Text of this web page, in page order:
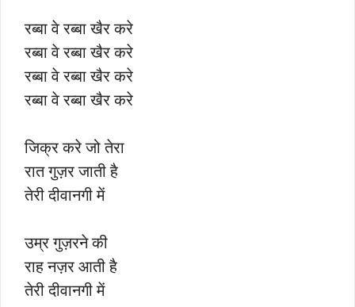
रब्बा वे रब्बा खैर करे
रब्बा वे रब्बा खैर करे
रब्बा वे रब्बा खैर करे
रब्बा वे रब्बा खैर करे
जिक्र करे जो तेरा
रात गुज़र जाती है
तेरी दीवानगी में
उम्र गुज़रने की
राह नज़र आती है
तेरी दीवानगी में